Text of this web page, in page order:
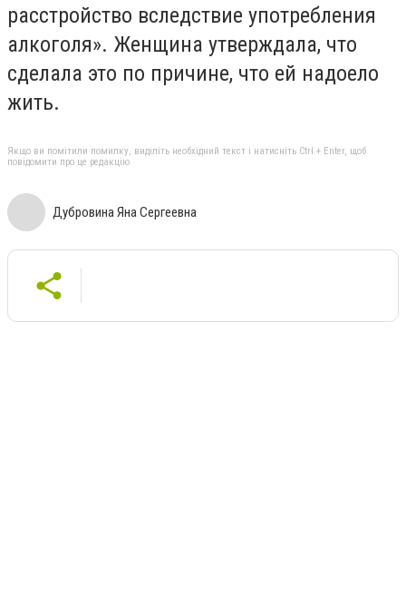
расстройство вследствие употребления
алкоголя». Женщина утверждала, что
сделала это по причине, что ей надоело
жить.
Якщо ви помітили помилку, виділіть необхідний текст і натисніть Ctrl + Enter, щоб
повідомити про це редакцію
Дубровина Яна Сергеевна